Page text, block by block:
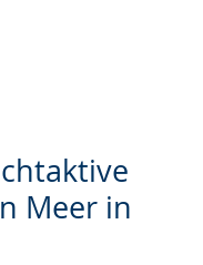
Meer in